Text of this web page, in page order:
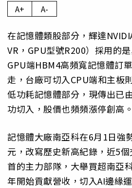
A+ A-
在記憶體類股部分，輝達
VR，GPU型號R200）採用的
GPU端HBM4高頻寬記憶體訂
走，台廠可切入CPU端和主板
低功耗記憶體部分，現傳出已
功切入，股價也頻頻漲停創高。
記憶體大廠南亞科在6月1日強
元，改寫歷史新高紀錄，近5
首的主力部隊，大舉買超南亞
年開始貢獻營收，切入AI邊緣